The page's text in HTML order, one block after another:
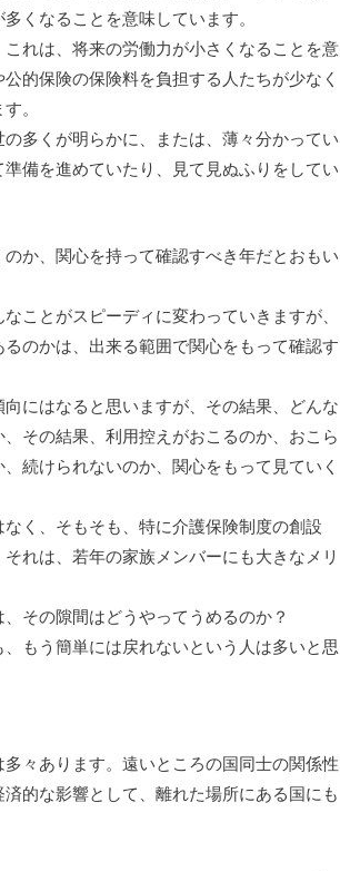
くなることを意味しています。
れは、将来の労働力が小さくなることを意
的保険の保険料を負担する人たちが少なく
。
多くが明らかに、または、薄々分かってい
備を進めていたり、見て見ぬふりをしてい
か、関心を持って確認すべき年だとおもい
ことがスピーディに変わっていきますが、
のかは、出来る範囲で関心をもって確認す
にはなると思いますが、その結果、どんな
その結果、利用控えがおこるのか、おこら
続けられないのか、関心をもって見ていく
く、そもそも、特に介護保険制度の創設
れは、若年の家族メンバーにも大きなメリ
その隙間はどうやってうめるのか？
もう簡単には戻れないという人は多いと思
々あります。遠いところの国同士の関係性
的な影響として、離れた場所にある国にも